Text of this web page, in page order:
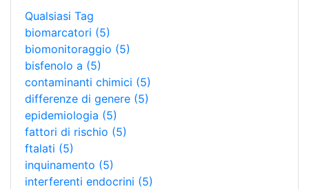
Qualsiasi Tag
biomarcatori (5)
biomonitoraggio (5)
bisfenolo a (5)
contaminanti chimici (5)
differenze di genere (5)
epidemiologia (5)
fattori di rischio (5)
ftalati (5)
inquinamento (5)
interferenti endocrini (5)